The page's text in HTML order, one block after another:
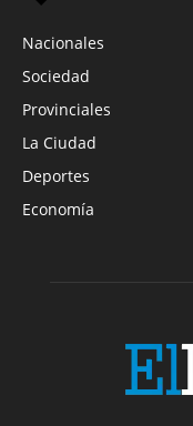
Nacionales
Sociedad
Provinciales
La Ciudad
Deportes
Economía